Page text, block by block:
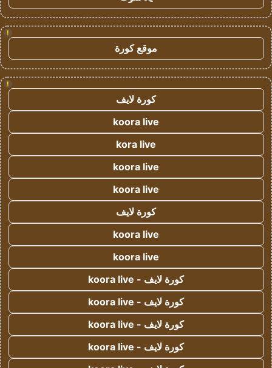
!
موقع كورة
!
كورة لايف
koora live
kora live
koora live
koora live
كورة لايف
koora live
koora live
كورة لايف - koora live
كورة لايف - koora live
كورة لايف - koora live
كورة لايف - koora live